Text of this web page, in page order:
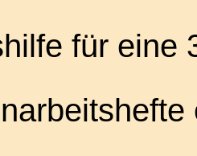
für eine